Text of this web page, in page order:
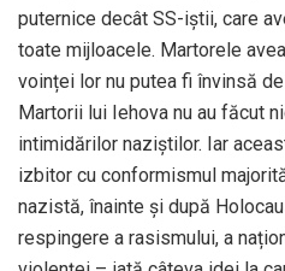
puternice decât SS-iștii, care
toate mijloacele. Martorele
voinței lor nu putea fi învinsă de
Martorii lui Iehova nu au făcut
intimidărilor naziștilor. Iar
izbitor cu conformismul
nazistă, înainte și după
respingere a rasismului, a